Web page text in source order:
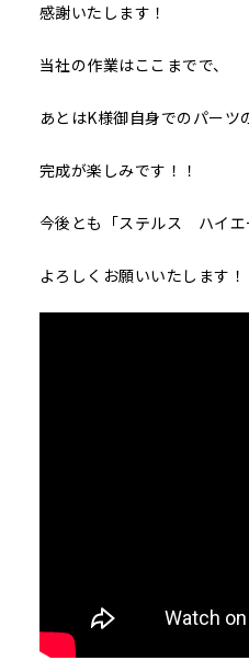
感謝いたします！
当社の作業はここまでで、
あとはK様御自身でのパーツ
完成が楽しみです！！
今後とも「ステルス ハイエ
よろしくお願いいたします！